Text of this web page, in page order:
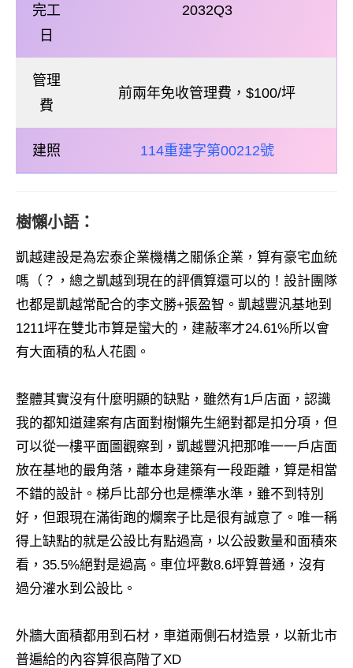
完工
日
2032Q3
管理
費
前兩年免收管理費，$100/坪
建照 114重建字第00212號
樹懶小語：
凱越建設是為宏泰企業機構之關係企業，算有豪宅血統
嗎（？，總之凱越到現在的評價算還可以的！設計團隊
也都是凱越常配合的李文勝+張盈智。凱越豐汎基地到
1211坪在雙北市算是蠻大的，建蔽率才24.61%所以會
有大面積的私人花園。
整體其實沒有什麼明顯的缺點，雖然有1戶店面，認識
我的都知道建案有店面對樹懶先生絕對都是扣分項，但
可以從一樓平面圖觀察到，凱越豐汎把那唯一一戶店面
放在基地的最角落，離本身建築有一段距離，算是相當
不錯的設計。梯戶比部分也是標準水準，雖不到特別
好，但跟現在滿街跑的爛案子比是很有誠意了。唯一稱
得上缺點的就是公設比有點過高，以公設數量和面積來
看，35.5%絕對是過高。車位坪數8.6坪算普通，沒有
過分灌水到公設比。
外牆大面積都用到石材，車道兩側石材造景，以新北市
普遍給的內容算很高階了XD